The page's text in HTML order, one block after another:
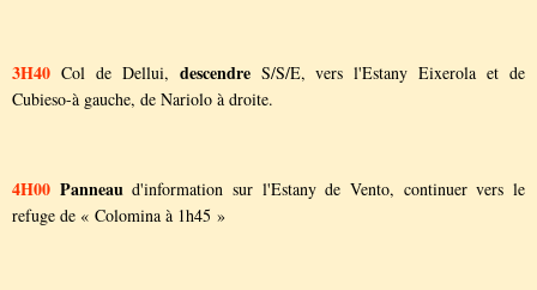
3H40 Col de Dellui, descendreS/S/E, vers l'Estany Eixerola et de
Cubieso-à gauche, de Nariolo à droite.
4H00 Panneau d'information sur l'Estany de Vento, continuer vers le
refuge de « Colomina à 1h45 »